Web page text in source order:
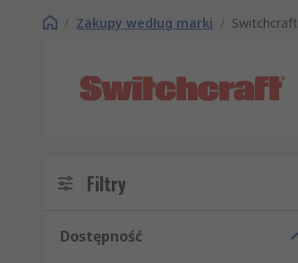
/ Zakupy według marki / Switchcraft
Filtry
Dostępność